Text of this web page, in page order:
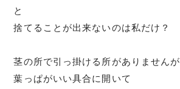
と
捨てることが出来ないのは私だけ？
茎の所で引っ掛ける所がありませんが
葉っぱがいい具合に開いて